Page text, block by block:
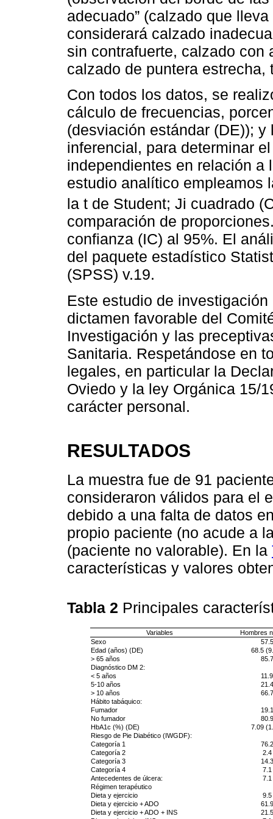
adecuado” (calzado que
considerará calzado
sin contrafuerte, calzado con
calzado de puntera estrecha,
Con todos los datos, se
cálculo de frecuencias,
(desviación estándar (DE));
inferencial, para determinar
independientes en relación a
estudio analítico empleamos
la t de Student; Ji cuadrado
comparación de
confianza (IC) al 95%. El
del paquete estadístico
(SPSS) v.19.
Este estudio de
dictamen favorable del
Investigación y las
Sanitaria. Respetándose en
legales, en particular la
Oviedo y la ley Orgánica 15/
carácter personal.
RESULTADOS
La muestra fue de 91
consideraron válidos para el
debido a una falta de datos
propio paciente (no acude a
(paciente no valorable). En la
características y valores
Tabla 2 Principales
Variables
Hombres
Sexo
57.5
Edad (años) (DE)
68.5
> 65 años
85.7
Diagnóstico DM 2:
< 5 años
11.9
5-10 años
21.4
> 10 años
66.7
Hábito tabáquico:
Fumador
19.1
No fumador
80.9
HbA1c (%) (DE)
7.09
Riesgo de Pie Diabético (IWGDF):
Categoría 1
76.2
Categoría 2
2.4
Categoría 3
14.3
Categoría 4
7.1
Antecedentes de úlcera:
7.1
Régimen terapéutico
Dieta y ejercicio
9.5
Dieta y ejercicio + ADO
61.9
Dieta y ejercicio + ADO + INS
21.5